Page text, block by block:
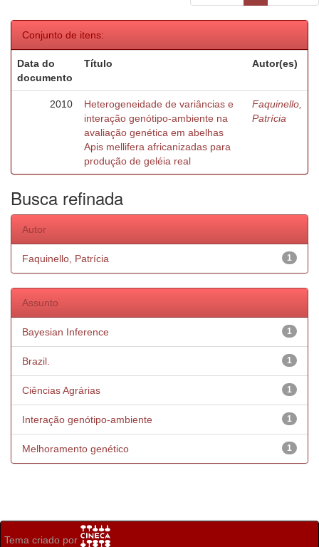
Conjunto de itens:
Data do
documento
Título Autor(es)
2010
Heterogeneidade de variâncias e
interação genótipo-ambiente na
avaliação genética em abelhas
Apis mellifera africanizadas para
produção de geléia real
Faquinello,
Patrícia
Busca refinada
Autor
1
Faquinello, Patrícia
Assunto
1
Bayesian Inference
1
Brazil.
1
Ciências Agrárias
1
Interação genótipo-ambiente
1
Melhoramento genético
Tema criado por